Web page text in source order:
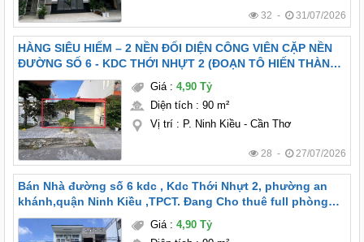
32 - 31/07/2026
HÀNG SIÊU HIẾM – 2 NỀN ĐỐI DIỆN CÔNG VIÊN CẶP NỀN
ĐƯỜNG SỐ 6 - KDC THỚI NHỰT 2 (ĐOẠN TÔ HIẾN THÀNH
THÔNG VỚI HẺM LIÊN TỔ 12-20), P. TÂN AN, TP CẦN THƠ
Giá: 4,90 Tỷ
Diện tích: 90 m²
Vị trí: P. Ninh Kiều - Cần Thơ
28 - 27/07/2026
Bán Nhà đường số 6 kdc , Kdc Thới Nhựt 2, phường an
khánh,quận Ninh Kiều ,TPCT. Đang Cho thuê full phòng
thu nhập hàng tháng hơn 8 triệu
Giá: 4,90 Tỷ